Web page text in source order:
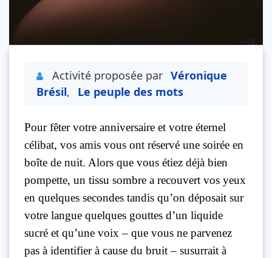
Activité proposée par Véronique
Brésil, Le peuple des mots
Pour fêter votre anniversaire et votre éternel
célibat, vos amis vous ont réservé une soirée en
boîte de nuit. Alors que vous étiez déjà bien
pompette, un tissu sombre a recouvert vos yeux
en quelques secondes tandis qu’on déposait sur
votre langue quelques gouttes d’un liquide
sucré et qu’une voix – que vous ne parvenez
pas à identifier à cause du bruit – susurrait à